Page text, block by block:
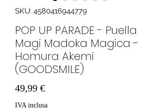
SKU: 4580416944779
POP UP PARADE - Puella
Magi Madoka Magica -
Homura Akemi
(GOODSMILE)
49,99 €Prezzo
IVA inclusa